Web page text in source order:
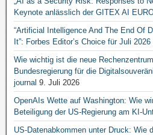
Keynote anlässlich der GITEX AI
“Artificial Intelligence And The End Of
It”: Forbes Editor’s Choice für Juli 2026
Wie wichtig ist die neue
Bundesregierung für die
journal 9. Juli 2026
OpenAIs Wette auf Washington: Wie
Beteiligung der US-Regierung am KI-
US-Datenabkommen unter Druck: Wie